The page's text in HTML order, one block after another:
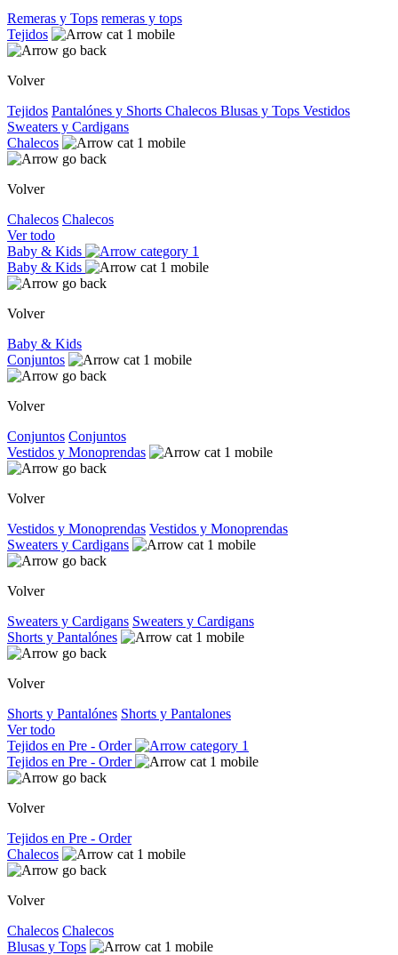
Remeras y Tops remeras y tops
Tejidos
Volver
Tejidos Pantalónes y Shorts Chalecos Blusas y Tops Vestidos
Sweaters y Cardigans
Chalecos
Volver
Chalecos Chalecos
Ver todo
Baby & Kids
Baby & Kids
Volver
Baby & Kids
Conjuntos
Volver
Conjuntos Conjuntos
Vestidos y Monoprendas
Volver
Vestidos y Monoprendas Vestidos y Monoprendas
Sweaters y Cardigans
Volver
Sweaters y Cardigans Sweaters y Cardigans
Shorts y Pantalónes
Volver
Shorts y Pantalónes Shorts y Pantalones
Ver todo
Tejidos en Pre - Order
Tejidos en Pre - Order
Volver
Tejidos en Pre - Order
Chalecos
Volver
Chalecos Chalecos
Blusas y Tops